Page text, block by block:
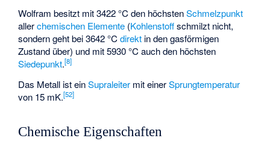
Wolfram besitzt mit 3422 °C den höchstenSchmelzpunkt
allerchemischen Elemente (Kohlenstoffschmilzt nicht,
sondern geht bei 3642 °Cdirekt in den gasförmigen
Zustand über) und mit 5930 °C auch den höchsten
Siedepunkt.[8]
Das Metall ist einSupraleiter mit einerSprungtemperatur
von 15 mK.[52]
Chemische Eigenschaften